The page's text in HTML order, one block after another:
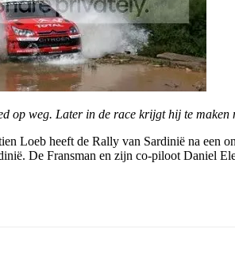
op weg. Later in de race krijgt hij te maken
Loeb heeft de Rally van Sardinië na een
De Fransman en zijn co-piloot Daniel